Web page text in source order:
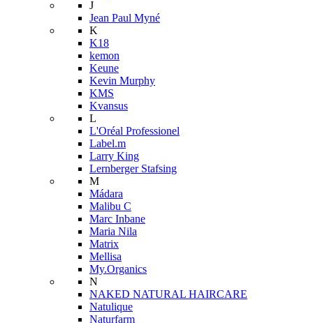
J
Jean Paul Myné
K
K18
kemon
Keune
Kevin Murphy
KMS
Kvansus
L
L'Oréal Professionel
Label.m
Larry King
Lernberger Stafsing
M
Mádara
Malibu C
Marc Inbane
Maria Nila
Matrix
Mellisa
My.Organics
N
NAKED NATURAL HAIRCARE
Natulique
Naturfarm